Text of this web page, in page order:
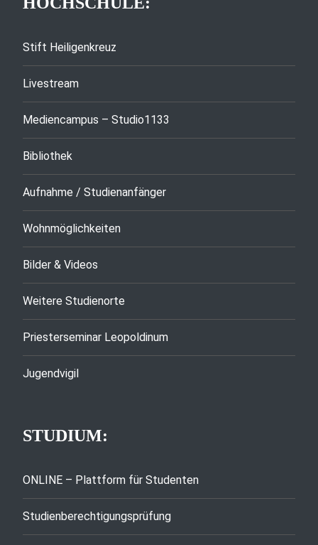
Stift Heiligenkreuz
Livestream
Mediencampus – Studio1133
Bibliothek
Aufnahme / Studienanfänger
Wohnmöglichkeiten
Bilder & Videos
Weitere Studienorte
Priesterseminar Leopoldinum
Jugendvigil
STUDIUM:
ONLINE – Plattform für Studenten
Studienberechtigungsprüfung